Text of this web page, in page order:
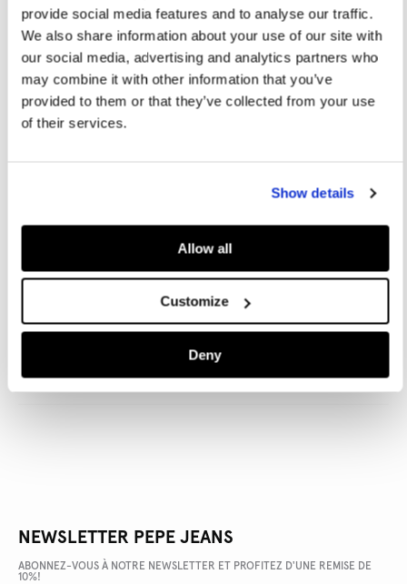
provide social media features and to analyse our traffic.
We also share information about your use of our site with
our social media, advertising and analytics partners who
may combine it with other information that you’ve
provided to them or that they’ve collected from your use
of their services.
Show details
Allow all
Customize
Deny
XS S M L XL
Le mannequin porte: MTaille du mannequin: 1.88 m
Guide des tailles
Livraison en 3-4 jours ouvrables Livraison gratuite et délai de retours
NEWSLETTER PEPE JEANS
ABONNEZ-VOUS À NOTRE NEWSLETTER ET PROFITEZ D'UNE REMISE DE
10%!